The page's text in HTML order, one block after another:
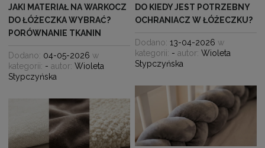
JAKI MATERIAŁ NA WARKOCZ
DO ŁÓŻECZKA WYBRAĆ?
PORÓWNANIE TKANIN
Dodano: 04-05-2026 w
kategorii: - autor:Wioleta
Stypczyńska
DO KIEDY JEST POTRZEBNY
OCHRANIACZ W ŁÓŻECZKU?
Dodano:13-04-2026 w
kategorii: - autor:Wioleta
Stypczyńska